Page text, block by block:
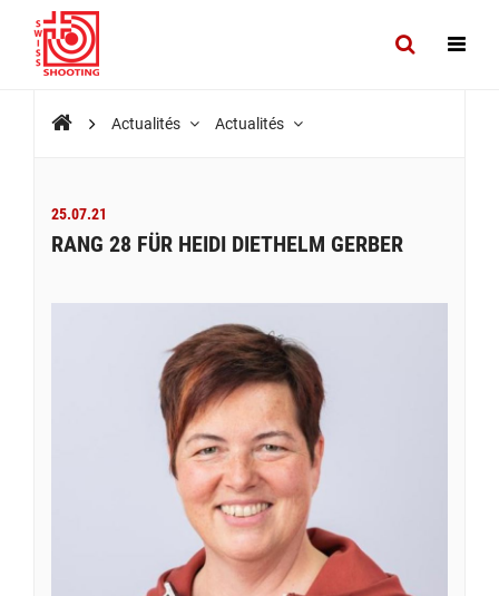
Actualités Actualités
25.07.21
RANG 28 FÜR HEIDI DIETHELM GERBER